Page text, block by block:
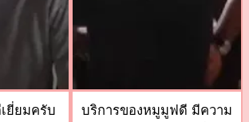
ยี่ยมครับ
บริการของหมูมูฟดี มีความ